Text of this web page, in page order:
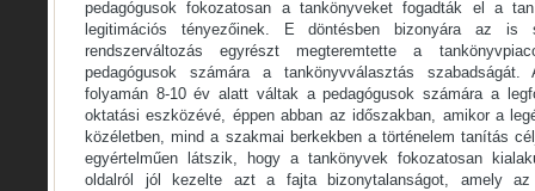
pedagógusok fokozatosan a tankönyveket fogadták el a
legitimációs tényezőinek. E döntésben bizonyára az
rendszerváltozás egyrészt megteremtette a
pedagógusok számára a tankönyvválasztás
folyamán 8-10 év alatt váltak a pedagógusok számára a
oktatási eszközévé, éppen abban az időszakban, amikor a
közéletben, mind a szakmai berkekben a történelem tanítás
egyértelműen látszik, hogy a tankönyvek fokozatosan
oldalról jól kezelte azt a fajta bizonytalanságot, amely